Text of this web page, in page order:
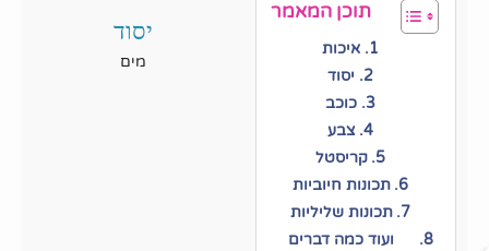
תוכן המאמר
איכות
יסוד
כוכב
צבע
קריסטל
תכונות חיוביות
תכונות שליליות
ועוד כמה דברים
יסוד
מים